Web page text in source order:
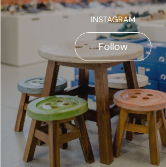
INSTAGRAM
Follow